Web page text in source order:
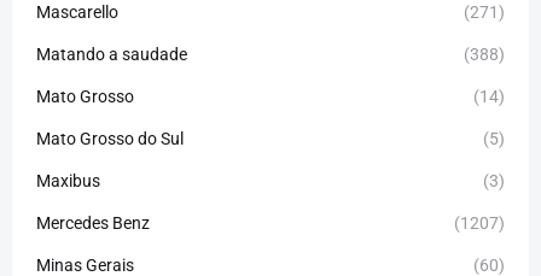
Mascarello (271)
Matando a saudade (388)
Mato Grosso (14)
Mato Grosso do Sul (5)
Maxibus (3)
Mercedes Benz (1207)
Minas Gerais (60)